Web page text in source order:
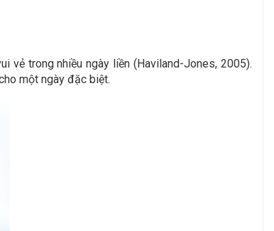
vẻ trong nhiều ngày liền (Haviland-Jones, 2005).
một ngày đặc biệt.